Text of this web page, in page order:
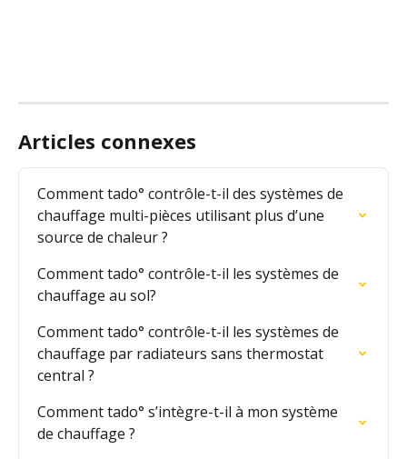
Articles connexes
Comment tado° contrôle-t-il des systèmes de
chauffage multi-pièces utilisant plus d’une
source de chaleur ?
Comment tado° contrôle-t-il les systèmes de
chauffage au sol?
Comment tado° contrôle-t-il les systèmes de
chauffage par radiateurs sans thermostat
central ?
Comment tado° s’intègre-t-il à mon système
de chauffage ?